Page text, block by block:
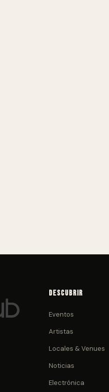
Descubrir
Eventos
Artistas
Locales & Venues
Noticias
Electrónica